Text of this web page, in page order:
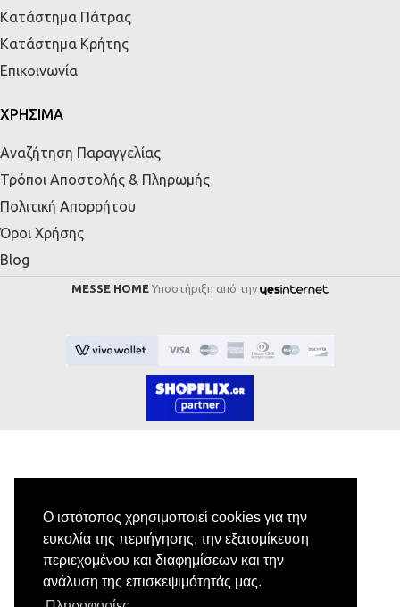
Ο ιστότοπος χρησιμοποιεί cookies για την
ευκολία της περιήγησης, την εξατομίκευση
περιεχομένου και διαφημίσεων και την
ανάλυση της επισκεψιμότητάς μας.
Κατάστημα Πάτρας
Κατάστημα Κρήτης
Επικοινωνία
ΧΡΗΣΙΜΑ
Αναζήτηση Παραγγελίας
Τρόποι Αποστολής & Πληρωμής
Πολιτική Απορρήτου
Όροι Χρήσης
Blog
MESSE HOME Υποστήριξη από την
Κάνε εγγραφή στο newsletter μας για να
λαμβάνεις αποκλειστικές προσφορές.